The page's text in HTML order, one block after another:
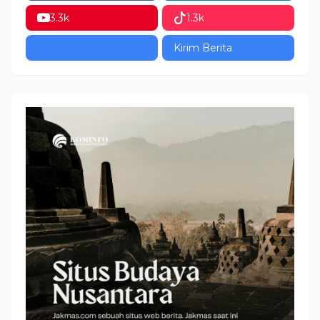
3.3k 1.3k
Kirim Berita